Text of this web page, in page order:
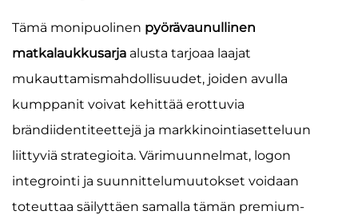
Tämä monipuolinen pyörävaunullinen
matkalaukkusarja alusta tarjoaa laajat
mukauttamismahdollisuudet, joiden avulla
kumppanit voivat kehittää erottuvia
brändiidentiteettejä ja markkinointiasetteluun
liittyviä strategioita. Värimuunnelmat, logon
integrointi ja suunnittelumuutokset voidaan
toteuttaa säilyttäen samalla tämän premium-